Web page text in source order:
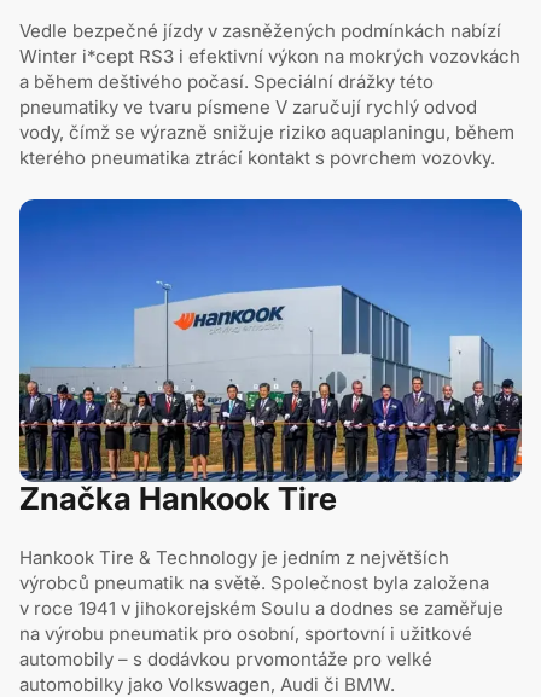
Vedle bezpečné jízdy v zasněžených podmínkách nabízí
Winter i*cept RS3 i efektivní výkon na mokrých vozovkách
a během deštivého počasí. Speciální drážky této
pneumatiky ve tvaru písmene V zaručují rychlý odvod
vody, čímž se výrazně snižuje riziko aquaplaningu, během
kterého pneumatika ztrácí kontakt s povrchem vozovky.
Značka Hankook Tire
Hankook Tire & Technology je jedním z největších
výrobců pneumatik na světě. Společnost byla založena
v roce 1941 v jihokorejském Soulu a dodnes se zaměřuje
na výrobu pneumatik pro osobní, sportovní i užitkové
automobily – s dodávkou prvomontáže pro velké
automobilky jako Volkswagen, Audi či BMW.